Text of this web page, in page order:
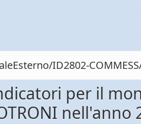
ID2802-
per il
nell'anno